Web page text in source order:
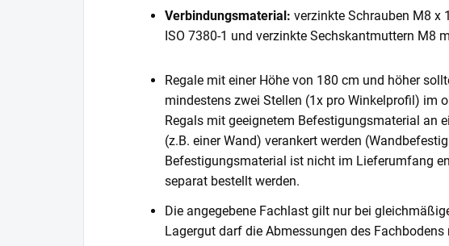
Verbindungsmaterial: verzinkte Schrauben M8 x
ISO 7380-1 und verzinkte Sechskantmuttern M8
Regale mit einer Höhe von 180 cm und höher
mindestens zwei Stellen (1x pro Winkelprofil) im
Regals mit geeignetem Befestigungsmaterial an
(z.B. einer Wand) verankert werden
Befestigungsmaterial ist nicht im Lieferumfang
separat bestellt werden.
Die angegebene Fachlast gilt nur bei
Lagergut darf die Abmessungen des Fachbodens